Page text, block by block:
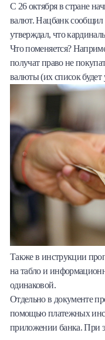
С 26 октября в стране
валют. Нацбанк сообщил
утверждал, что
Что поменяется?
получат право не
валюты (их список будет
Также в инструкции
на табло и
одинаковой.
Отдельно в документе
помощью платежных
приложении банка. При